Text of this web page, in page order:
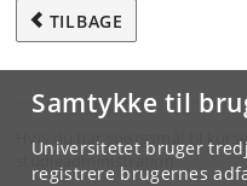
Samtykke til
Universitetet bruger
registrere brugernes
TILBAGE
Hvis du har spørgsmål til
studieadministration.